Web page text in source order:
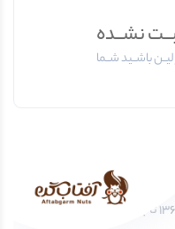
نشــده
باشــید شــما
فروشگاه آجیل و خشکبار آفتاب گرم از سال 1368 تا به امروز، عرضه کننده مرغوب